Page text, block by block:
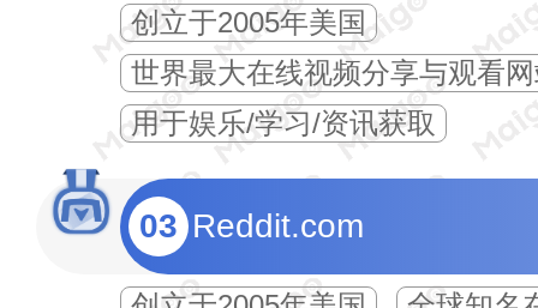
创立于2005年美国
世界最大在线视频分享与观看
用于娱乐/学习/资讯获取
03 Reddit.com